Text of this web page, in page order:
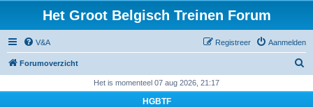
Het Groot Belgisch Treinen Forum
V&A Aanmelden
Registreer
Forumoverzicht
Het is momenteel 07 aug 2026, 21:17
HGBTF